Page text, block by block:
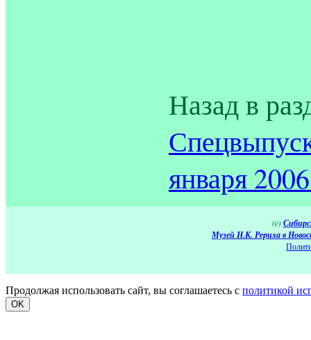
Назад в
января
(c)
Музей Н.К. Рериха в
Продолжая использовать сайт, вы соглашаетесь с политикой
OK